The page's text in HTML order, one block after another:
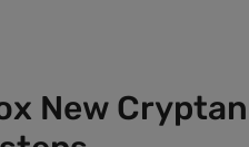
New